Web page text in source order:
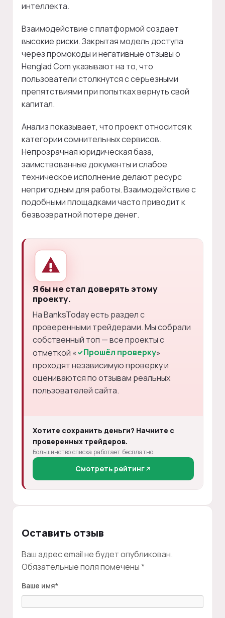
интеллекта.
Взаимодействие с платформой создает
высокие риски. Закрытая модель доступа
через промокоды и негативные отзывы о
Henglad Com указывают на то, что
пользователи столкнутся с серьезными
препятствиями при попытках вернуть свой
капитал.
Анализ показывает, что проект относится к
категории сомнительных сервисов.
Непрозрачная юридическая база,
заимствованные документы и слабое
техническое исполнение делают ресурс
непригодным для работы. Взаимодействие с
подобными площадками часто приводит к
безвозвратной потере денег.
Я бы не стал доверять этому
проекту.
На BanksToday есть раздел с
проверенными трейдерами. Мы собрали
собственный топ — все проекты с
отметкой «
Прошёл проверку»
проходят независимую проверку и
оцениваются по отзывам реальных
пользователей сайта.
Хотите сохранить деньги? Начните с
проверенных трейдеров.
Большинство списка работает бесплатно.
Смотреть рейтинг
Оставить отзыв
Ваш адрес email не будет опубликован.
Обязательные поля помечены*
Ваше имя*